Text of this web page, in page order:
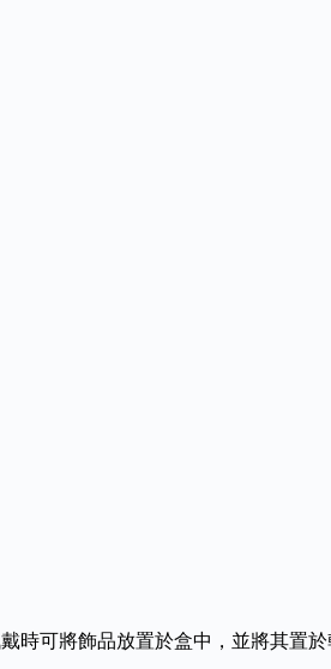
可將飾品放置於盒中，並將其置於